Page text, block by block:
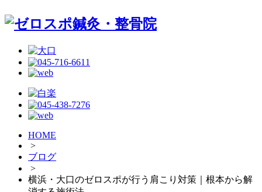
HOME
>
ブログ
>
横浜・大口のゼロスポが行う肩こり対策｜根本から解